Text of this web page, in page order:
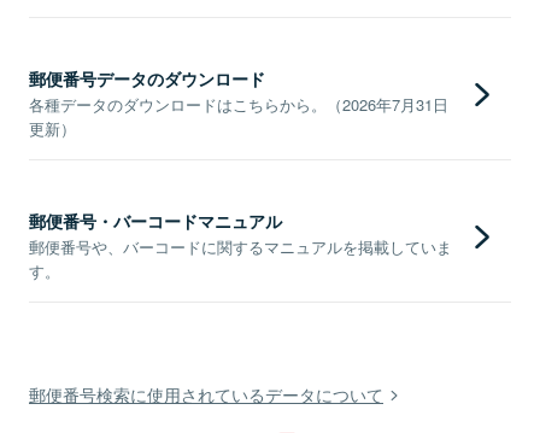
郵便番号データのダウンロード
各種データのダウンロードはこちらから。（2026年7月31日
更新）
郵便番号・バーコードマニュアル
郵便番号や、バーコードに関するマニュアルを掲載していま
す。
郵便番号検索に使用されているデータについて